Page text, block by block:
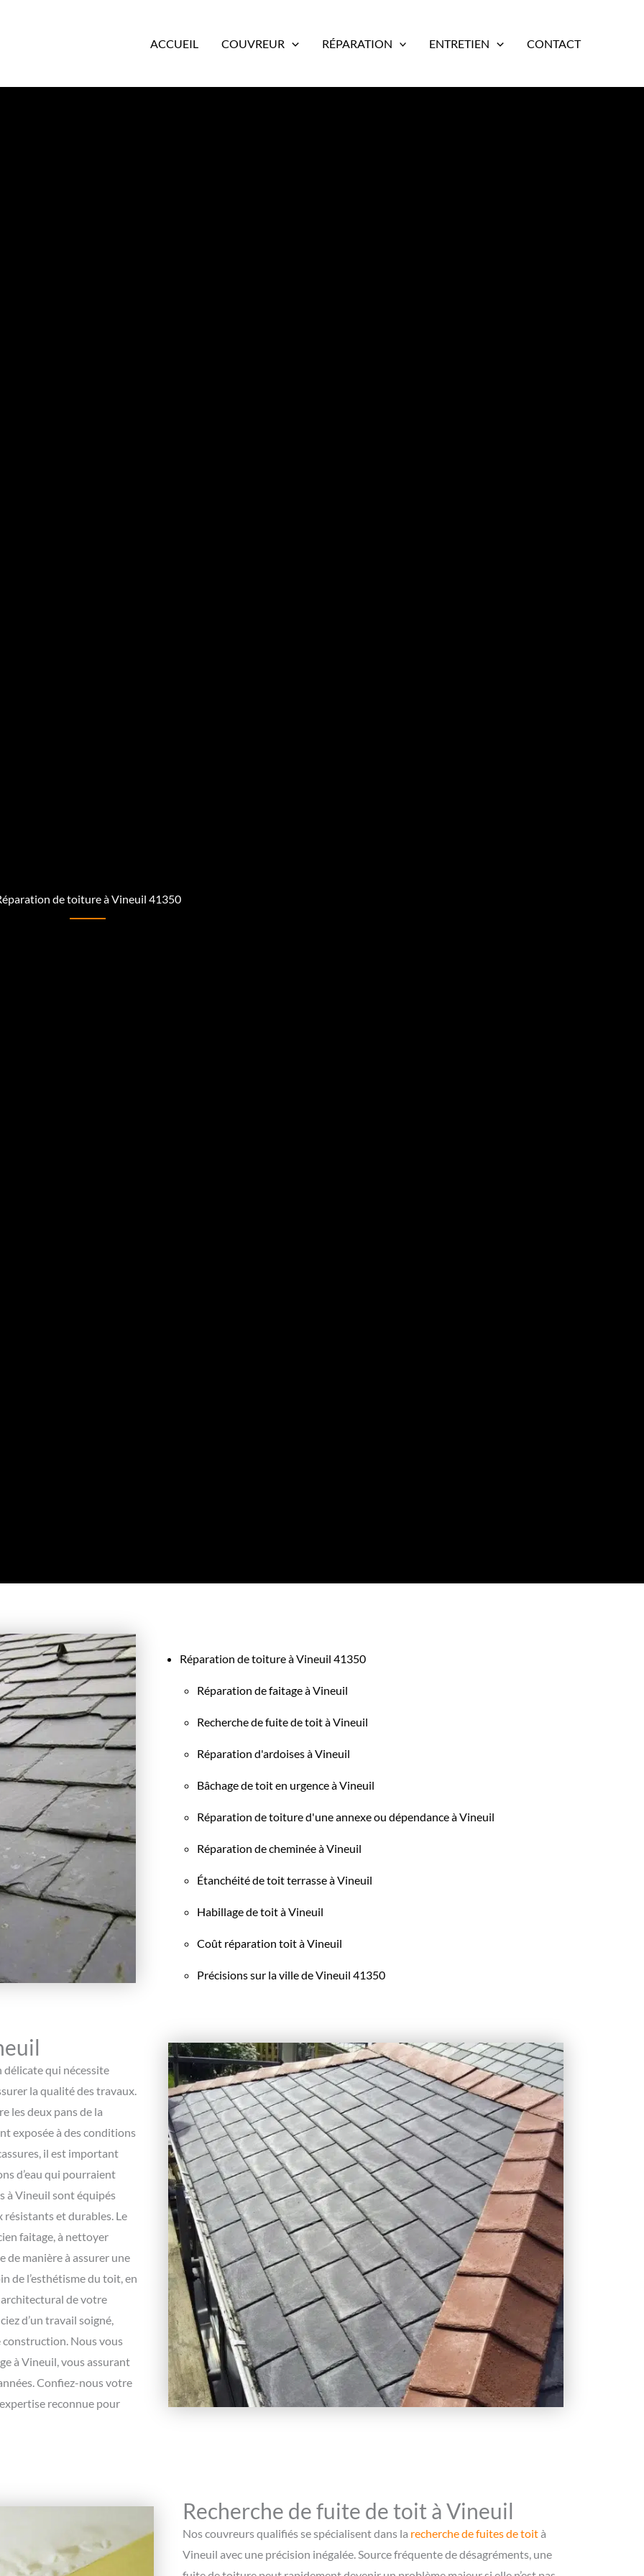
ACCUEIL COUVREUR RÉPARATION ENTRETIEN CONTACT
de toiture à Vineuil 41350
Réparation de toiture à Vineuil 41350
Réparation de faitage à Vineuil
Recherche de fuite de toit à Vineuil
Réparation d'ardoises à Vineuil
Bâchage de toit en urgence à Vineuil
Réparation de toiture d'une annexe ou dépendance à Vineuil
Réparation de cheminée à Vineuil
Étanchéité de toit terrasse à Vineuil
Habillage de toit à Vineuil
Coût réparation toit à Vineuil
Précisions sur la ville de Vineuil 41350
qui nécessite
la qualité des travaux.
les deux pans de la
exposée à des conditions
il est important
d’eau qui pourraient
à Vineuil sont équipés
et durables. Le
faitage, à nettoyer
de manière à assurer une
de l’esthétisme du toit, en
architectural de votre
d’un travail soigné,
construction. Nous vous
à Vineuil, vous assurant
Confiez-nous votre
reconnue pour
Recherche de fuite de toit à Vineuil
Nos couvreurs qualifiés se spécialisent dans la recherche de fuites de toità
Vineuil avec une précision inégalée. Source fréquente de désagréments, une